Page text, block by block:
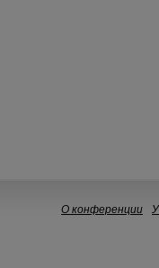
О конференции